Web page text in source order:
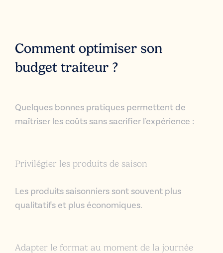
Comment optimiser son
budget traiteur ?
Quelques bonnes pratiques permettent de
maîtriser les coûts sans sacrifier l'expérience :
Privilégier les produits de saison
Les produits saisonniers sont souvent plus
qualitatifs et plus économiques.
Adapter le format au moment de la journée